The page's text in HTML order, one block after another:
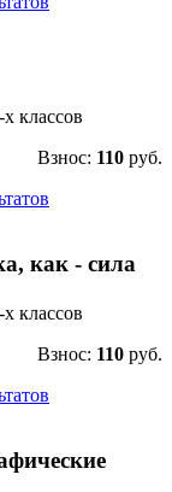
классов
Взнос: 110 руб.
как - сила
классов
Взнос: 110 руб.